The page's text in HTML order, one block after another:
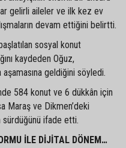
gelirli aileler ve ilk kez ev
devam ettiğini belirtti.
sosyal konut
kaydeden Oğuz,
geldiğini söyledi.
584 konut ve 6 dükkân için
Maraş ve Dikmen’deki
sürdüğünü ifade etti.
İLE DİJİTAL DÖNEM…